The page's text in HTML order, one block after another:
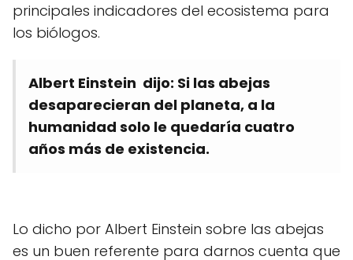
principales indicadores del ecosistema para
los biólogos.
Albert Einstein dijo: Si las abejas
desaparecieran del planeta, a la
humanidad solo le quedaría cuatro
años más de existencia.
Lo dicho por Albert Einstein sobre las abejas
es un buen referente para darnos cuenta que